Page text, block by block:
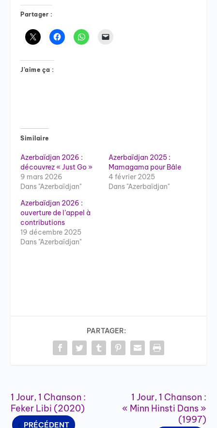
Partager :
J’aime ça :
Similaire
Azerbaïdjan 2026 :
découvrez « Just Go »
9 mars 2026
Dans "Azerbaïdjan"
Azerbaïdjan 2025 :
Mamagama pour Bâle
4 février 2025
Dans "Azerbaïdjan"
Azerbaïdjan 2026 :
ouverture de l’appel à
contributions
19 décembre 2025
Dans "Azerbaïdjan"
PARTAGER:
1 Jour, 1 Chanson :
Feker Libi (2020)
PRÉCÉDENT
1 Jour, 1 Chanson :
« Minn Hinsti Dans »
(1997)